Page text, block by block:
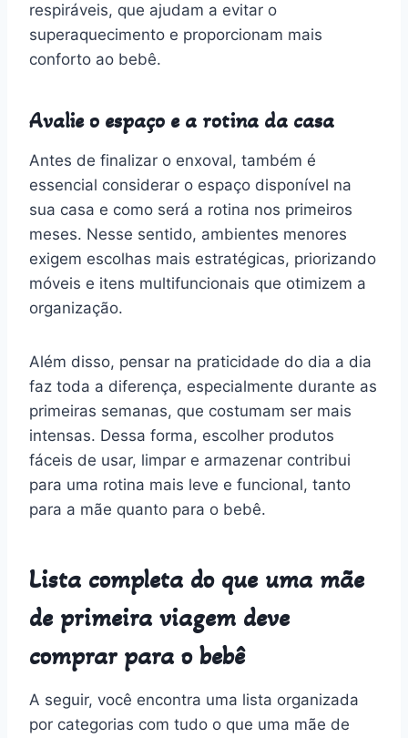
respiráveis, que ajudam a evitar o
superaquecimento e proporcionam mais
conforto ao bebê.
Avalie o espaço e a rotina da casa
Antes de finalizar o enxoval, também é
essencial considerar o espaço disponível na
sua casa e como será a rotina nos primeiros
meses. Nesse sentido, ambientes menores
exigem escolhas mais estratégicas, priorizando
móveis e itens multifuncionais que otimizem a
organização.
Além disso, pensar na praticidade do dia a dia
faz toda a diferença, especialmente durante as
primeiras semanas, que costumam ser mais
intensas. Dessa forma, escolher produtos
fáceis de usar, limpar e armazenar contribui
para uma rotina mais leve e funcional, tanto
para a mãe quanto para o bebê.
Lista completa do que uma mãe
de primeira viagem deve
comprar para o bebê
A seguir, você encontra uma lista organizada
por categorias com tudo o que uma mãe de